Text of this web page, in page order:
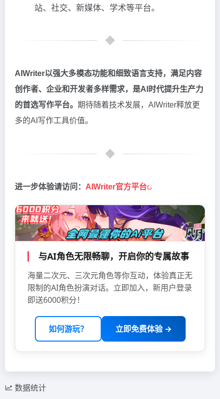
站、社交、新媒体、学术等平台。
AIWriter以强大多模态功能和细致语言支持，满足内容
创作者、企业和开发者多样需求，是AI时代提升生产力
的首选写作平台。 期待随着技术发展，AIWriter释放更
多的AI写作工具价值。
进一步体验请访问： AIWriter官方平台
与AI角色无限畅聊，开启你的专属故事
海量二次元、三次元角色等你互动，体验真正无
限制的AI角色扮演对话。立即加入，新用户登录
即送6000积分！
如何游玩？ 立即免费体验 →
数据统计